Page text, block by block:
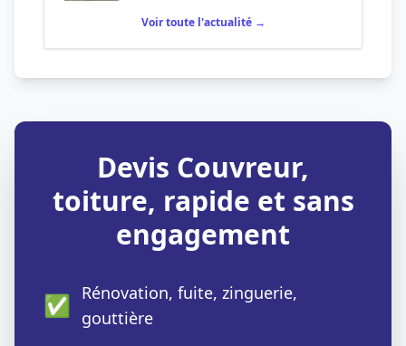
Voir toute l'actualité →
Devis Couvreur,
toiture, rapide et sans
engagement
✅ Rénovation, fuite, zinguerie,
gouttière